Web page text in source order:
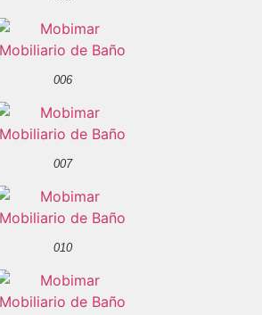
006
007
010